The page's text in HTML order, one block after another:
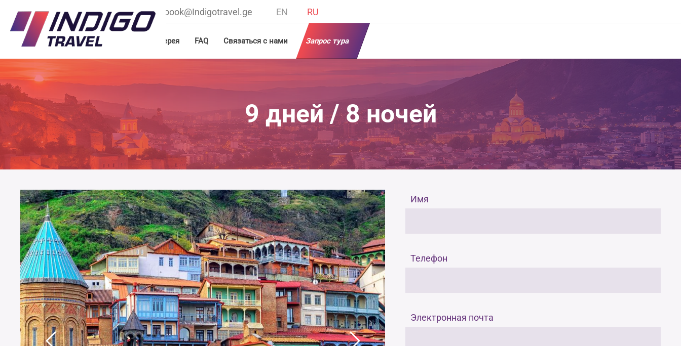
Главная О нас Туры Галерея FAQ Связаться с нами Запрос тура
+995 596 22 66 00 book@Indigotravel.ge EN RU
9 дней / 8 ночей
Имя
Телефон
Электронная почта